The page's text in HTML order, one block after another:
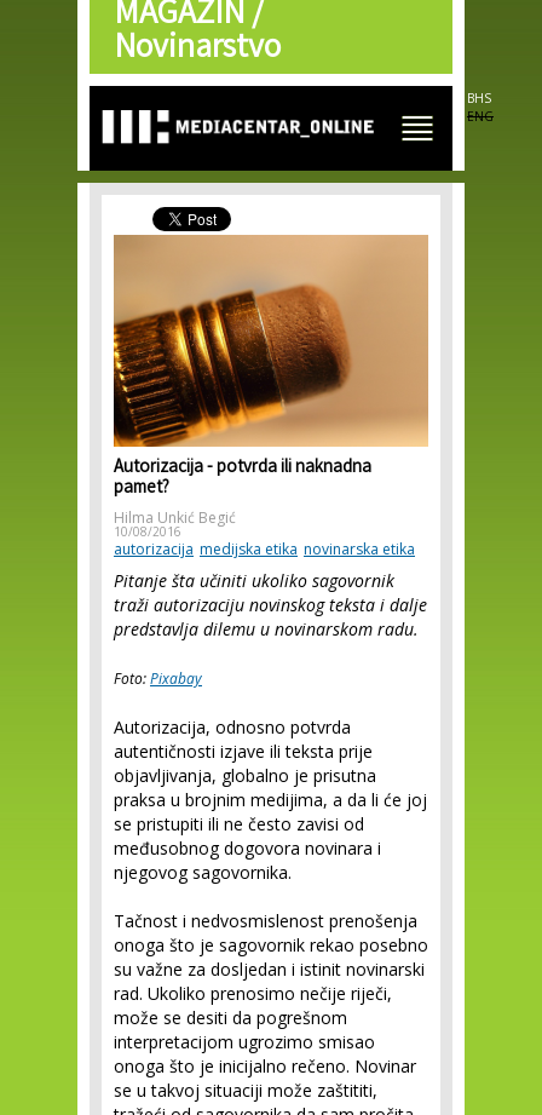
Skip to
main
content
MAGAZIN /
Novinarstvo
BHS
ENG
Autorizacija - potvrda ili naknadna
pamet?
Hilma Unkić Begić
10/08/2016
autorizacija medijska etika novinarska etika
Pitanje šta učiniti ukoliko sagovornik
traži autorizaciju novinskog teksta i dalje
predstavlja dilemu u novinarskom radu.
Foto:Pixabay
Autorizacija, odnosno potvrda
autentičnosti izjave ili teksta prije
objavljivanja, globalno je prisutna
praksa u brojnim medijima, a da li će joj
se pristupiti ili ne često zavisi od
međusobnog dogovora novinara i
njegovog sagovornika.
Tačnost i nedvosmislenost prenošenja
onoga što je sagovornik rekao posebno
su važne za dosljedan i istinit novinarski
rad. Ukoliko prenosimo nečije riječi,
može se desiti da pogrešnom
interpretacijom ugrozimo smisao
onoga što je inicijalno rečeno. Novinar
se u takvoj situaciji može zaštititi,